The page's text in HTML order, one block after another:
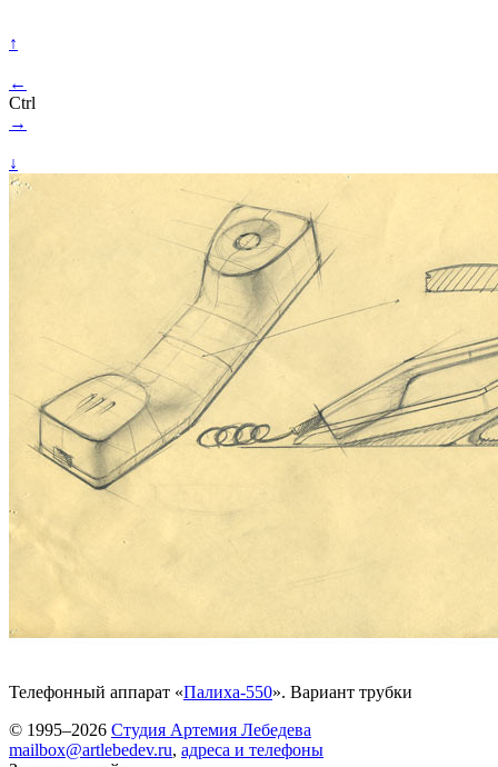
↑
←
Ctrl
→
↓
Телефонный аппарат «Палиха-550». Вариант трубки
© 1995–2026 Студия Артемия Лебедева
mailbox@artlebedev.ru, адреса и телефоны